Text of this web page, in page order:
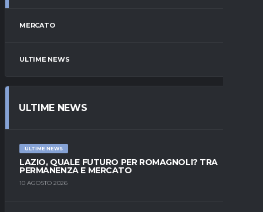
MERCATO
ULTIME NEWS
ULTIME NEWS
ULTIME NEWS
LAZIO, QUALE FUTURO PER ROMAGNOLI? TRA
PERMANENZA E MERCATO
10 AGOSTO 2026